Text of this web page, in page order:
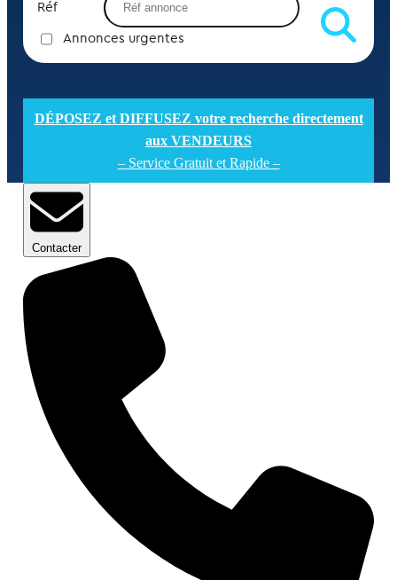
Réf
Annonces urgentes
DÉPOSEZ et DIFFUSEZ votre recherche directement
aux VENDEURS
– Service Gratuit et Rapide –
Contacter